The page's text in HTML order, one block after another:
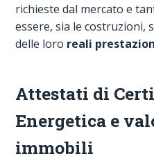
richieste dal mercato e
essere, sia le costruzioni,
delle loro reali
Attestati di
Energetica e
immobili